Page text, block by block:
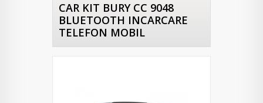
CAR KIT BURY CC 9048
BLUETOOTH INCARCARE
TELEFON MOBIL